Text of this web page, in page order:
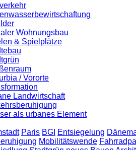
Wohnungsbau
& Spielplätze
/ Vororte
Landwirtschaft
als urbanes Element
Paris BGI Entsiegelung
Mobilitätswende